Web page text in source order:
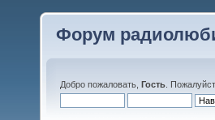
Форум
Добро пожаловать, Гость .